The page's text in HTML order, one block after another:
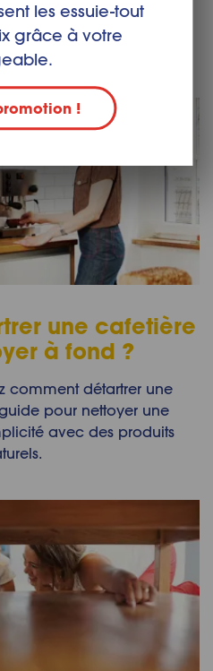
une cafetière
à fond ?
comment détartrer une
pour nettoyer une
avec des produits
les essuie-tout
grâce à votre
!